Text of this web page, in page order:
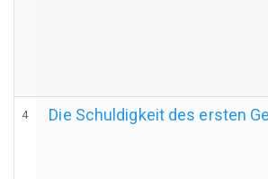
4 Die Schuldigkeit des ersten